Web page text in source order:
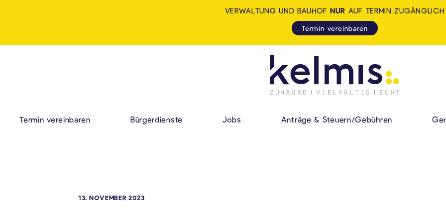
KELMIS - LA
HAUPMENÜ
Termin vereinbaren Bürgerdienste Jobs Anträge & Steuern/Gebühren
VERWALTUNG UND BAUHOF NUR AUF TERMIN ZUGÄNGLICH
Termin vereinbaren
13. NOVEMBER 2023